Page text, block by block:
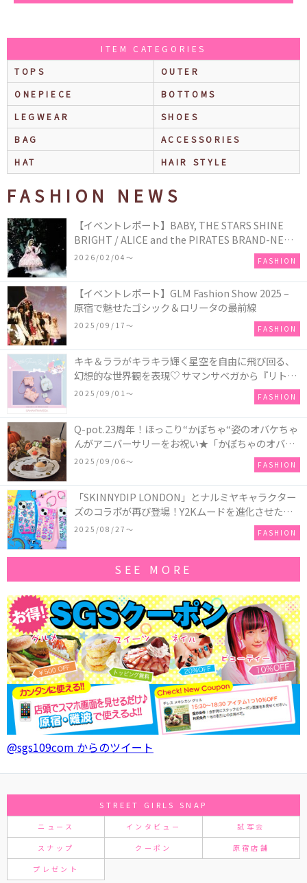
ITEM CATEGORIES
TOPS
OUTER
ONEPIECE
BOTTOMS
LEGWEAR
SHOES
BAG
ACCESSORIES
HAT
HAIR STYLE
FASHION NEWS
【イベントレポート】BABY, THE STARS SHINE
BRIGHT / ALICE and the PIRATES BRAND-NEW
COLLECTION in TOKYO
2026/02/04〜 FASHION
【イベントレポート】GLM Fashion Show 2025 –
原宿で魅せたゴシック＆ロリータの最前線
2025/09/17〜 FASHION
キキ＆ララがキラキラ輝く星空を自由に飛び回る、
幻想的な世界観を表現♡ サマンサベガから『リトル
ツインスターズ』50周年アニバーサリーイヤー』を
2025/09/01〜 FASHION
Q-pot.23周年！ほっこり“かぼちゃ“姿のオバケちゃ
んがアニバーサリーをお祝い★「かぼちゃのオバケ
ーキアクセサリー」が新発売！Q-pot CAFE.では
「かぼちゃのオバケーキプレート」も登場
2025/09/06〜 FASHION
「SKINNYDIP LONDON」とナルミヤキャラクター
ズのコラボが再び登場！Y2Kムードを進化させた新
作コレクションを発売♪
2025/08/27〜 FASHION
SEE MORE
@sgs109com からのツイート
STREET GIRLS SNAP
ニュース インタビュー 試写会
スナップ クーポン 原宿店舗
プレゼント